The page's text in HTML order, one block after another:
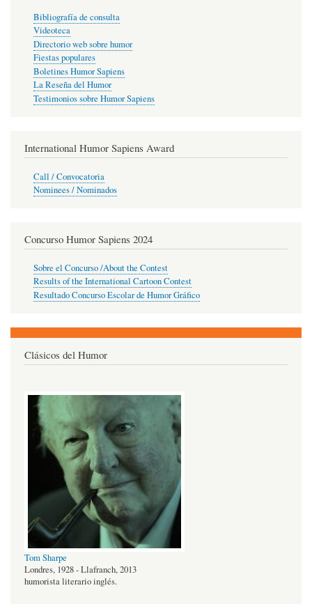
Bibliografía de consulta
Videoteca
Directorio web sobre humor
Fiestas populares
Boletines Humor Sapiens
La Reseña del Humor
Testimonios sobre Humor Sapiens
International Humor Sapiens Award
Call / Convocatoria
Nominees / Nominados
Concurso Humor Sapiens 2024
Sobre el Concurso /About the Contest
Results of the International Cartoon Contest
Resultado Concurso Escolar de Humor Gráfico
Clásicos del Humor
Tom Sharpe
Londres, 1928 - Llafranch, 2013
humorista literario inglés.